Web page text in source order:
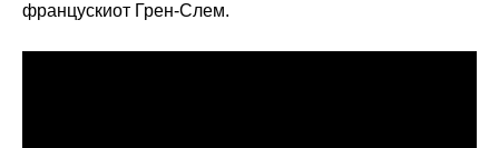
францускиот Грен-Слем.